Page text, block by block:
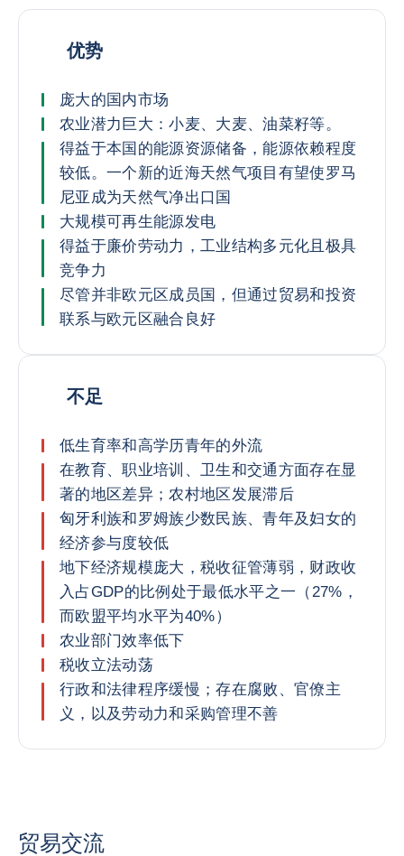
优势
庞大的国内市场
农业潜力巨大：小麦、大麦、油菜籽等。
得益于本国的能源资源储备，能源依赖程度
较低。一个新的近海天然气项目有望使罗马
尼亚成为天然气净出口国
大规模可再生能源发电
得益于廉价劳动力，工业结构多元化且极具
竞争力
尽管并非欧元区成员国，但通过贸易和投资
联系与欧元区融合良好
不足
低生育率和高学历青年的外流
在教育、职业培训、卫生和交通方面存在显
著的地区差异；农村地区发展滞后
匈牙利族和罗姆族少数民族、青年及妇女的
经济参与度较低
地下经济规模庞大，税收征管薄弱，财政收
入占GDP的比例处于最低水平之一（27%，
而欧盟平均水平为40%）
农业部门效率低下
税收立法动荡
行政和法律程序缓慢；存在腐败、官僚主
义，以及劳动力和采购管理不善
贸易交流